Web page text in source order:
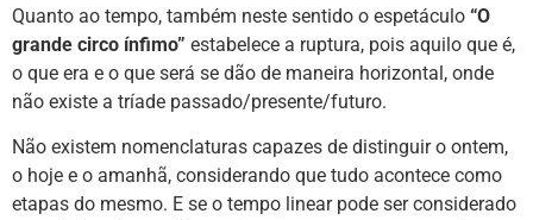
Quanto ao tempo, também neste sentido o espetáculo “O
grande circo ínfimo” estabelece a ruptura, pois aquilo que é,
o que era e o que será se dão de maneira horizontal, onde
não existe a tríade passado/presente/futuro.
Não existem nomenclaturas capazes de distinguir o ontem,
o hoje e o amanhã, considerando que tudo acontece como
etapas do mesmo. E se o tempo linear pode ser considerado